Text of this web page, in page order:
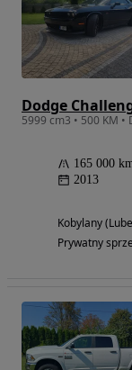
Dodge
5999 cm3 • 500 KM
165 000
2013
Kobylany
Prywatny